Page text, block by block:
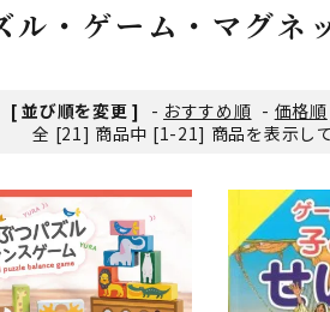
ル・ゲーム・マグネ
[ 並び順を変更 ] - おすすめ順 - 価格順
全 [21] 商品中 [1-21] 商品を表示し